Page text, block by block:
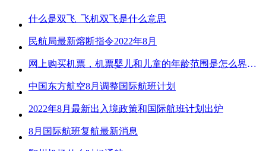
什么是双飞_飞机双飞是什么意思
民航局最新熔断指令2022年8月
网上购买机票，机票婴儿和儿童的年龄范围是怎么界定的？
中国东方航空8月调整国际航班计划
2022年8月最新出入境政策和国际航班计划出炉
8月国际航班复航最新消息